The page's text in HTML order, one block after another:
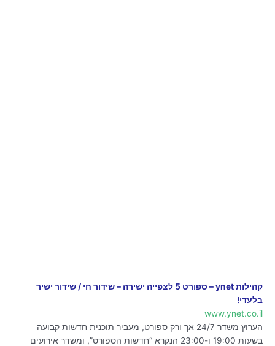
קהילות ynet – ספורט 5 לצפייה ישירה – שידור חי / שידור ישיר
בלעדי!
www.ynet.co.il
הערוץ משדר 24/7 אך ורק ספורט, מעביר תוכנית חדשות קבועה
בשעות 19:00 ו-23:00 הנקרא “חדשות הספורט”, ומשדר אירועים